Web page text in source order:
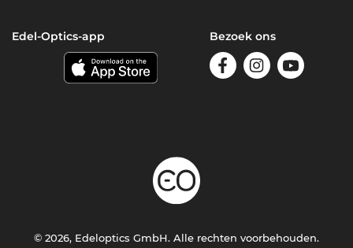
Edel-Optics-app Bezoek ons
© 2026, Edeloptics GmbH. Alle rechten voorbehouden.